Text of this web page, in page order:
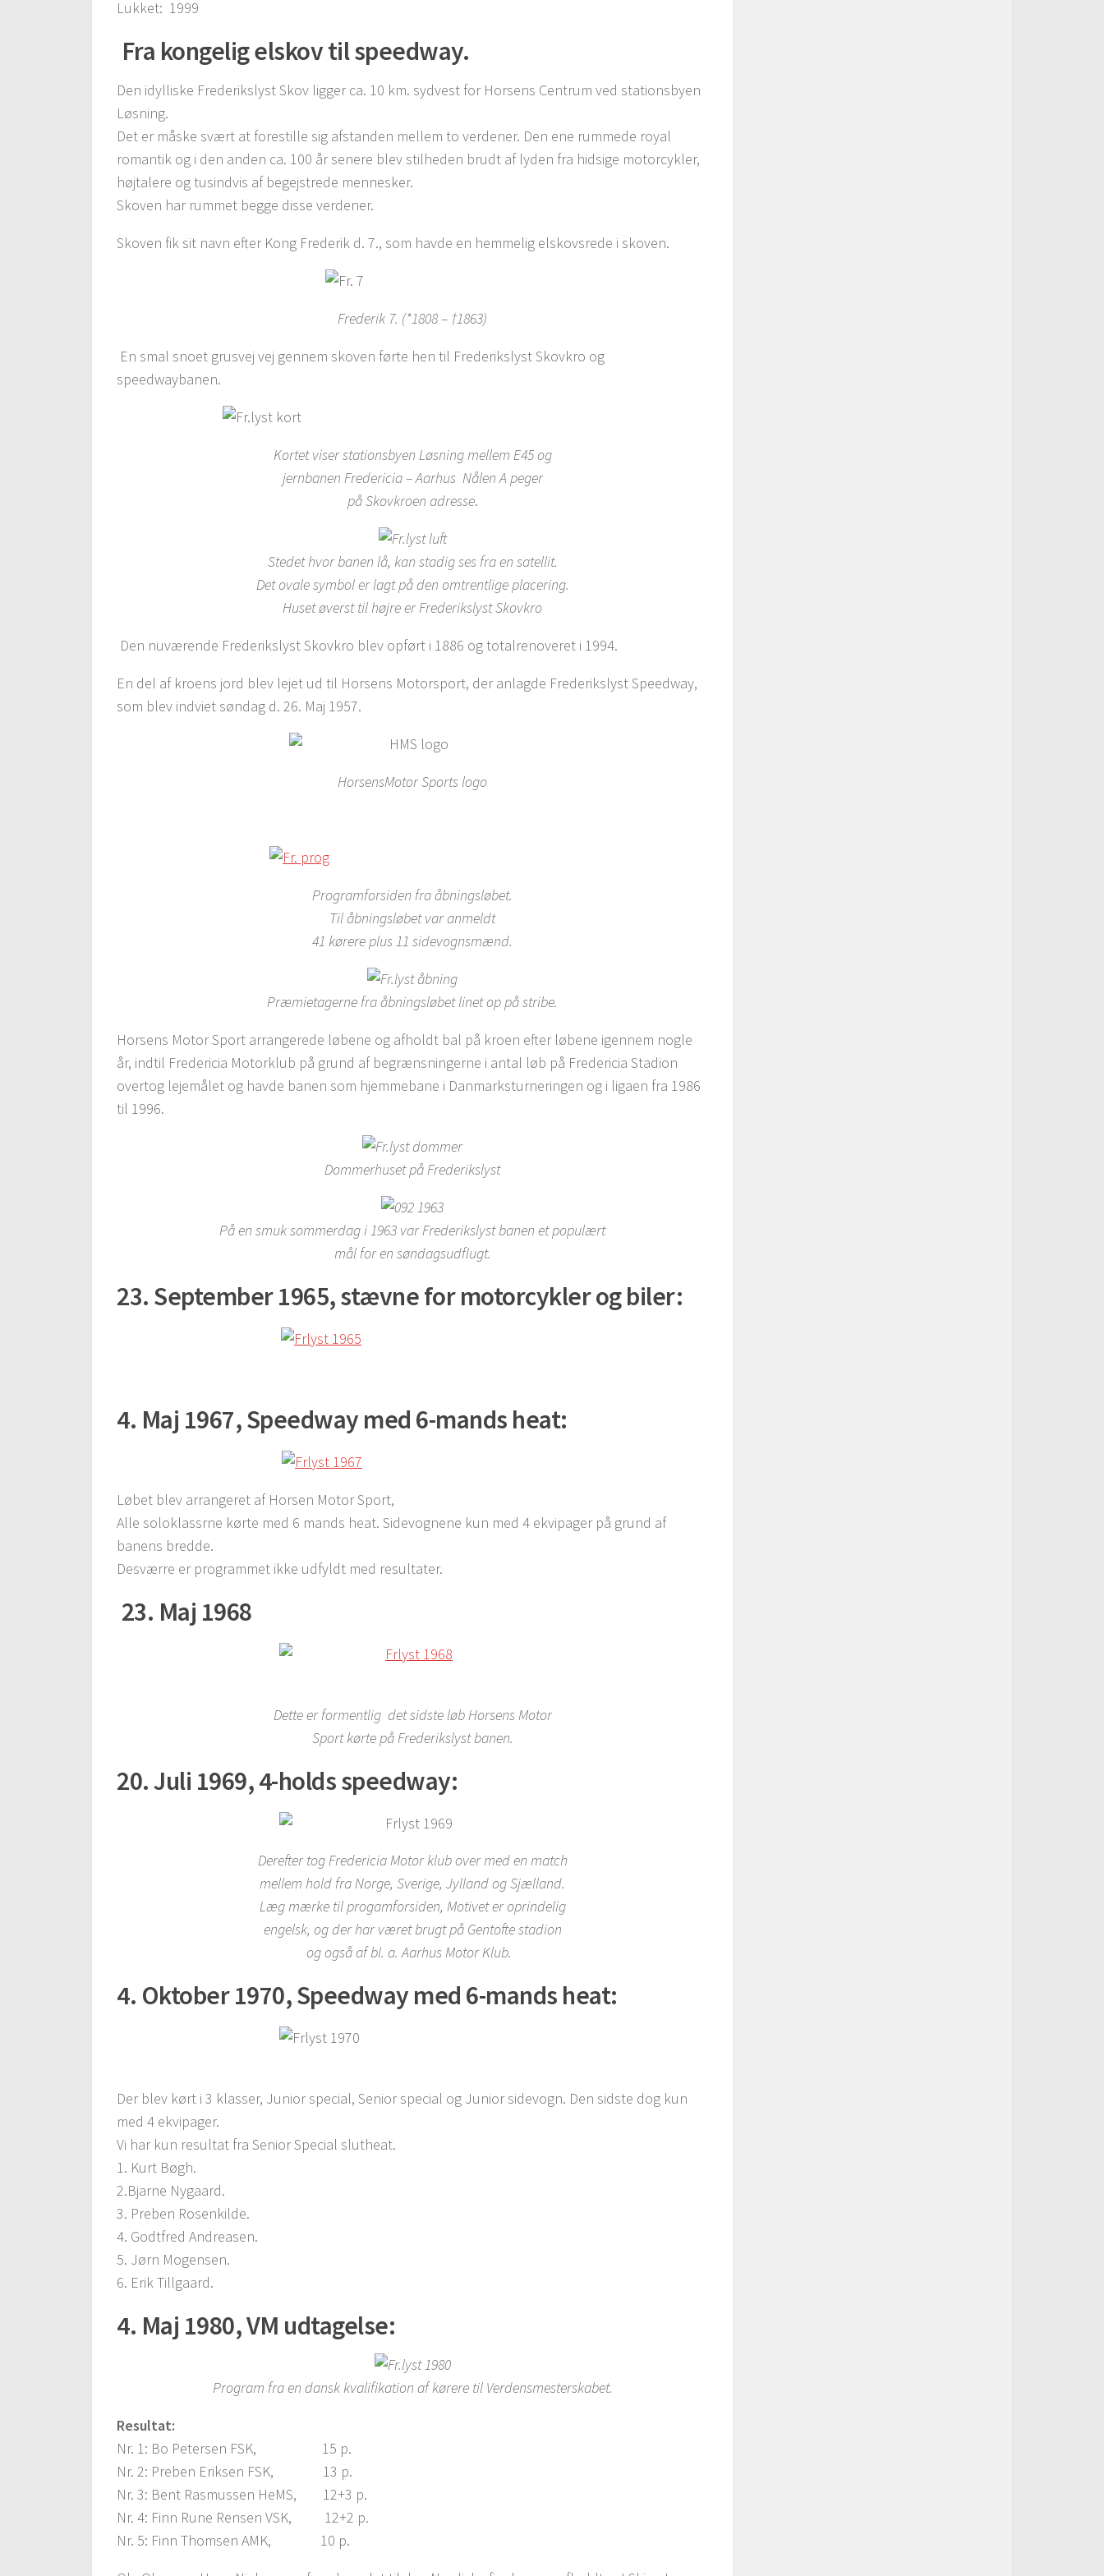
Lukket: 1999
Fra kongelig elskov til speedway.
Den idylliske Frederikslyst Skov ligger ca. 10 km. sydvest for Horsens Centrum ved stationsbyen
Løsning.
Det er måske svært at forestille sig afstanden mellem to verdener. Den ene rummede royal
romantik og i den anden ca. 100 år senere blev stilheden brudt af lyden fra hidsige motorcykler,
højtalere og tusindvis af begejstrede mennesker.
Skoven har rummet begge disse verdener.
Skoven fik sit navn efter Kong Frederik d. 7., som havde en hemmelig elskovsrede i skoven.
Frederik 7. (*1808 – †1863)
En smal snoet grusvej vej gennem skoven førte hen til Frederikslyst Skovkro og
speedwaybanen.
Kortet viser stationsbyen Løsning mellem E45 og
jernbanen Fredericia – Aarhus Nålen A peger
på Skovkroen adresse.
Stedet hvor banen lå, kan stadig ses fra en satellit.
Det ovale symbol er lagt på den omtrentlige placering.
Huset øverst til højre er Frederikslyst Skovkro
Den nuværende Frederikslyst Skovkro blev opført i 1886 og totalrenoveret i 1994.
En del af kroens jord blev lejet ud til Horsens Motorsport, der anlagde Frederikslyst Speedway,
som blev indviet søndag d. 26. Maj 1957.
HorsensMotor Sports logo
Programforsiden fra åbningsløbet.
Til åbningsløbet var anmeldt
41 kørere plus 11 sidevognsmænd.
Præmietagerne fra åbningsløbet linet op på stribe.
Horsens Motor Sport arrangerede løbene og afholdt bal på kroen efter løbene igennem nogle
år, indtil Fredericia Motorklub på grund af begrænsningerne i antal løb på Fredericia Stadion
overtog lejemålet og havde banen som hjemmebane i Danmarksturneringen og i ligaen fra 1986
til 1996.
Dommerhuset på Frederikslyst
På en smuk sommerdag i 1963 var Frederikslyst banen et populært
mål for en søndagsudflugt.
23. September 1965, stævne for motorcykler og biler:
4. Maj 1967, Speedway med 6-mands heat:
Løbet blev arrangeret af Horsen Motor Sport,
Alle soloklassrne kørte med 6 mands heat. Sidevognene kun med 4 ekvipager på grund af
banens bredde.
Desværre er programmet ikke udfyldt med resultater.
23. Maj 1968
Dette er formentlig det sidste løb Horsens Motor
Sport kørte på Frederikslyst banen.
20. Juli 1969, 4-holds speedway:
Derefter tog Fredericia Motor klub over med en match
mellem hold fra Norge, Sverige, Jylland og Sjælland.
Læg mærke til progamforsiden, Motivet er oprindelig
engelsk, og der har været brugt på Gentofte stadion
og også af bl. a. Aarhus Motor Klub.
4. Oktober 1970, Speedway med 6-mands heat:
Der blev kørt i 3 klasser, Junior special, Senior special og Junior sidevogn. Den sidste dog kun
med 4 ekvipager.
Vi har kun resultat fra Senior Special slutheat.
1. Kurt Bøgh.
2.Bjarne Nygaard.
3. Preben Rosenkilde.
4. Godtfred Andreasen.
5. Jørn Mogensen.
6. Erik Tillgaard.
4. Maj 1980, VM udtagelse:
Program fra en dansk kvalifikation af kørere til Verdensmesterskabet.
Resultat:
Nr. 1: Bo Petersen FSK, 15 p.
Nr. 2: Preben Eriksen FSK, 13 p.
Nr. 3: Bent Rasmussen HeMS, 12+3 p.
Nr. 4: Finn Rune Rensen VSK, 12+2 p.
Nr. 5: Finn Thomsen AMK, 10 p.